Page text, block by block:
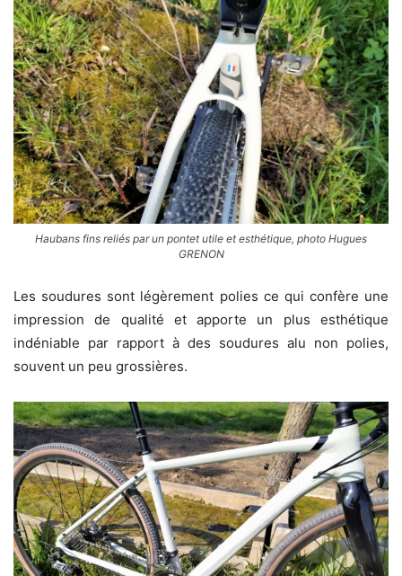
Haubans fins reliés par un pontet utile et esthétique, photo Hugues
GRENON
Les soudures sont légèrement polies ce qui confère une
impression de qualité et apporte un plus esthétique
indéniable par rapport à des soudures alu non polies,
souvent un peu grossières.